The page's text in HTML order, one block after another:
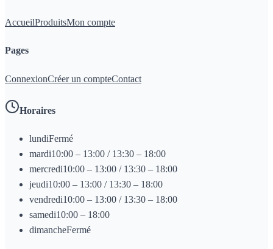
AccueilProduitsMon compte
Pages
ConnexionCréer un compteContact
Horaires
lundiFermé
mardi10:00 – 13:00 / 13:30 – 18:00
mercredi10:00 – 13:00 / 13:30 – 18:00
jeudi10:00 – 13:00 / 13:30 – 18:00
vendredi10:00 – 13:00 / 13:30 – 18:00
samedi10:00 – 18:00
dimancheFermé